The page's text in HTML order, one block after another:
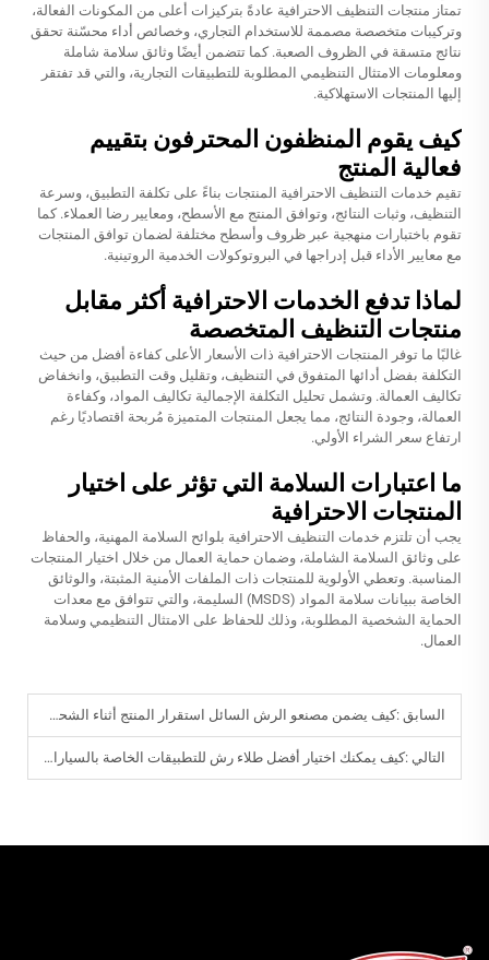
تمتاز منتجات التنظيف الاحترافية عادةً بتركيزات أعلى من المكونات الفعالة،
وتركيبات متخصصة مصممة للاستخدام التجاري، وخصائص أداء محسّنة تحقق
نتائج متسقة في الظروف الصعبة. كما تتضمن أيضًا وثائق سلامة شاملة
ومعلومات الامتثال التنظيمي المطلوبة للتطبيقات التجارية، والتي قد تفتقر
إليها المنتجات الاستهلاكية.
كيف يقوم المنظفون المحترفون بتقييم
فعالية المنتج
تقيم خدمات التنظيف الاحترافية المنتجات بناءً على تكلفة التطبيق، وسرعة
التنظيف، وثبات النتائج، وتوافق المنتج مع الأسطح، ومعايير رضا العملاء. كما
تقوم باختبارات منهجية عبر ظروف وأسطح مختلفة لضمان توافق المنتجات
مع معايير الأداء قبل إدراجها في البروتوكولات الخدمية الروتينية.
لماذا تدفع الخدمات الاحترافية أكثر مقابل
منتجات التنظيف المتخصصة
غالبًا ما توفر المنتجات الاحترافية ذات الأسعار الأعلى كفاءة أفضل من حيث
التكلفة بفضل أدائها المتفوق في التنظيف، وتقليل وقت التطبيق، وانخفاض
تكاليف العمالة. وتشمل تحليل التكلفة الإجمالية تكاليف المواد، وكفاءة
العمالة، وجودة النتائج، مما يجعل المنتجات المتميزة مُربحة اقتصاديًا رغم
ارتفاع سعر الشراء الأولي.
ما اعتبارات السلامة التي تؤثر على اختيار
المنتجات الاحترافية
يجب أن تلتزم خدمات التنظيف الاحترافية بلوائح السلامة المهنية، والحفاظ
على وثائق السلامة الشاملة، وضمان حماية العمال من خلال اختيار المنتجات
المناسبة. وتعطي الأولوية للمنتجات ذات الملفات الأمنية المثبتة، والوثائق
الخاصة ببيانات سلامة المواد (MSDS) السليمة، والتي تتوافق مع معدات
الحماية الشخصية المطلوبة، وذلك للحفاظ على الامتثال التنظيمي وسلامة
العمال.
السابق :كيف يضمن مصنعو الرش السائل استقرار المنتج أثناء الشحن؟
التالي :كيف يمكنك اختيار أفضل طلاء رش للتطبيقات الخاصة بالسيارات والصناعات؟